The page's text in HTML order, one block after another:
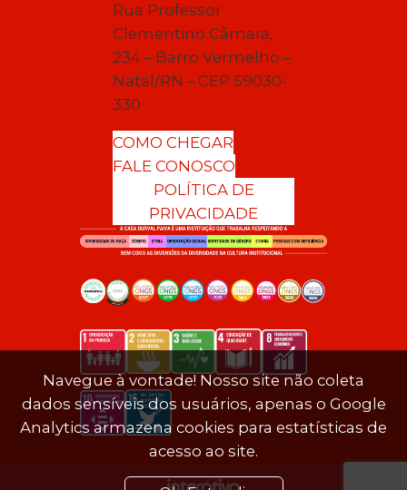
Rua Professor
Clementino Câmara,
234 – Barro Vermelho –
Natal/RN – CEP 59030-
330
COMO CHEGAR
FALE CONOSCO
POLÍTICA DE
PRIVACIDADE
Navegue à vontade! Nosso site não coleta
dados sensíveis dos usuários, apenas o Google
Analytics armazena cookies para estatísticas de
acesso ao site.